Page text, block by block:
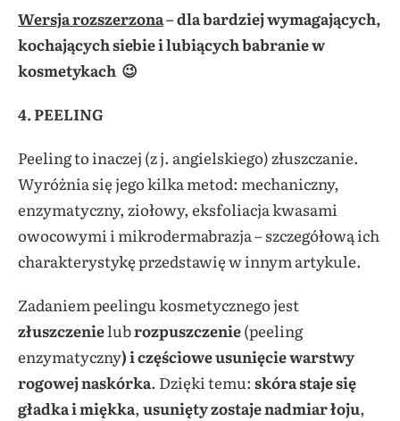
Wersja rozszerzona– dla bardziej wymagających,
kochających siebie i lubiących babranie w
kosmetykach 😉
4. PEELING
Peeling to inaczej (z j. angielskiego) złuszczanie.
Wyróżnia się jego kilka metod: mechaniczny,
enzymatyczny, ziołowy, eksfoliacja kwasami
owocowymi i mikrodermabrazja – szczegółową ich
charakterystykę przedstawię w innym artykule.
Zadaniem peelingu kosmetycznego jest
złuszczenielubrozpuszczenie(peeling
enzymatyczny) i częściowe usunięcie warstwy
rogowej naskórka. Dzięki temu: skórastaje się
gładka i miękka,usunięty zostaje nadmiar łoju,